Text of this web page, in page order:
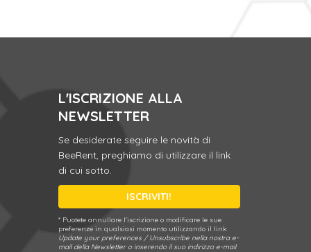
L'ISCRIZIONE ALLA
NEWSLETTER
Se desiderate seguire le novità di
BeeRent, preghiamo di utilizzare il link
di cui sotto.
ISCRIVITI!
* Puotete annullare l'iscrizione o modificare le sue
preferenze in qualsiasi momento utilizzando il link
Update your preferences / Unsubscribe nella nostra e-
mail della Newsletter o inserendo il suo indirizzo e-mail